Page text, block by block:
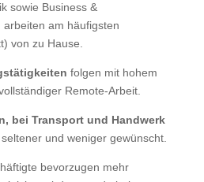
sowie Business &
am häufigsten
von zu Hause.
folgen mit hohem
Remote-Arbeit.
bei Transport und Handwerk
und weniger gewünscht.
bevorzugen mehr